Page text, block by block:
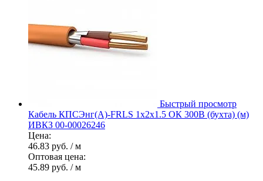
Быстрый просмотр
Кабель КПСЭнг(А)-FRLS 1х2х1.5 ОК 300В (бухта) (м)
ИВКЗ 00-00026246
Цена:
46.83 руб. / м
Оптовая цена:
45.89 руб. / м